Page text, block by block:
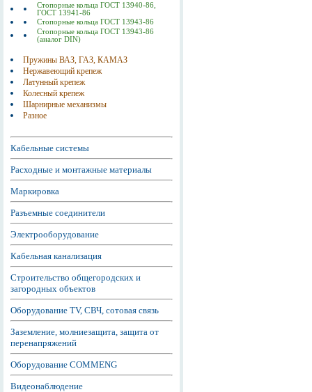
Стопорные кольца ГОСТ 13940-86,
ГОСТ 13941-86
Стопорные кольца ГОСТ 13943-86
Стопорные кольца ГОСТ 13943-86
(аналог DIN)
Пружины ВАЗ, ГАЗ, КАМАЗ
Нержавеющий крепеж
Латунный крепеж
Колесный крепеж
Шарнирные механизмы
Разное
Кабельные системы
Расходные и монтажные материалы
Маркировка
Разъемные соединители
Электрооборудование
Кабельная канализация
Строительство общегородских и
загородных объектов
Оборудование TV, СВЧ, сотовая связь
Заземление, молниезащита, защита от
перенапряжений
Оборудование COMMENG
Видеонаблюдение